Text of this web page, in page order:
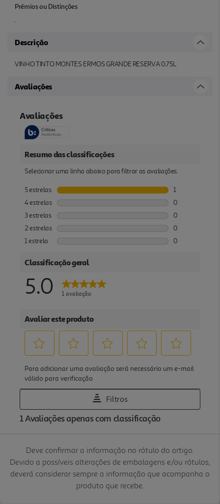
Prémios ou Distinções
.
Descrição
VINHO TINTO MONTES ERMOS GRANDE RESERVA 0.75L
Avaliações
Deve confirmar a informação no rótulo do artigo.
Devido a possíveis alterações de embalagens e/ou rótulos,
deverá considerar sempre a informação que acompanha o
produto que recebe.